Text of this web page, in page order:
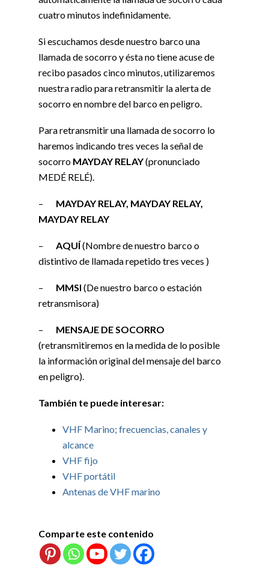
cuatro minutos indefinidamente.
Si escuchamos desde nuestro barco una
llamada de socorro y ésta no tiene acuse de
recibo pasados cinco minutos, utilizaremos
nuestra radio para retransmitir la alerta de
socorro en nombre del barco en peligro.
Para retransmitir una llamada de socorro lo
haremos indicando tres veces la señal de
socorro MAYDAY RELAY(pronunciado
MEDÉ RELÉ).
– MAYDAY RELAY, MAYDAY RELAY,
MAYDAY RELAY
– AQUÍ(Nombre de nuestro barco o
distintivo de llamada repetido tres veces )
– MMSI (De nuestro barco o estación
retransmisora)
– MENSAJE DE SOCORRO
(retransmitiremos en la medida de lo posible
la información original del mensaje del barco
en peligro).
También te puede interesar:
VHF Marino; frecuencias, canales y
alcance
VHF fijo
VHF portátil
Antenas de VHF marino
Comparte este contenido